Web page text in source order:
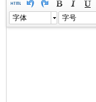
字体 字号